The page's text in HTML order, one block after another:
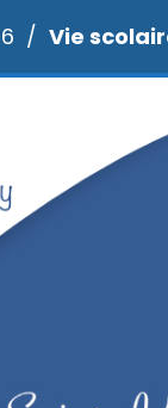
/ Vie